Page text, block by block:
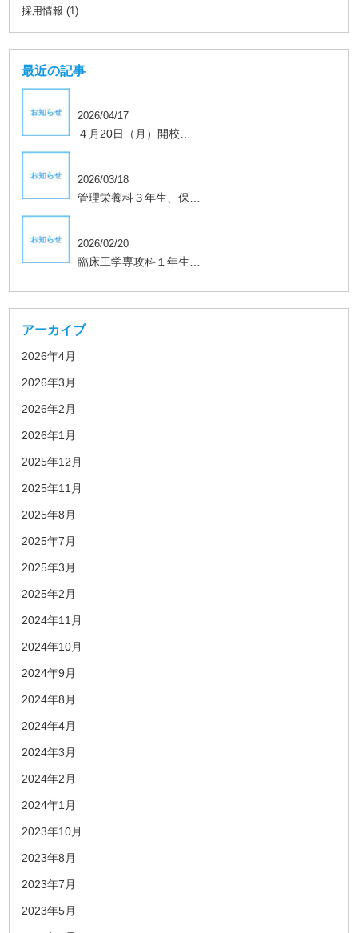
採用情報 (1)
最近の記事
2026/04/17
４月20日（月）開校…
2026/03/18
管理栄養科３年生、保…
2026/02/20
臨床工学専攻科１年生…
アーカイブ
2026年4月
2026年3月
2026年2月
2026年1月
2025年12月
2025年11月
2025年8月
2025年7月
2025年3月
2025年2月
2024年11月
2024年10月
2024年9月
2024年8月
2024年4月
2024年3月
2024年2月
2024年1月
2023年10月
2023年8月
2023年7月
2023年5月